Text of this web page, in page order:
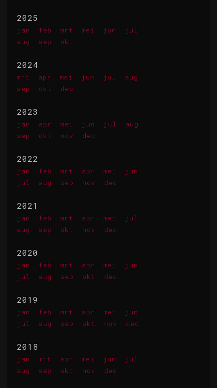
2025
jan feb mrt mei jun
jul
aug
sep okt
2024
mrt apr mei jun jul
aug
sep
okt dec
2023
jan apr mei jun jul
aug
sep
okt nov dec
2022
jan feb mrt apr mei
jun
jul
aug sep nov dec
2021
jan feb mrt apr mei
jul
aug
sep okt nov dec
2020
jan feb mrt apr mei
jun
jul
aug sep okt dec
2019
jan feb mrt apr mei
jun
jul
aug sep okt nov dec
2018
jan mrt apr mei jun
jul
aug
sep okt nov dec